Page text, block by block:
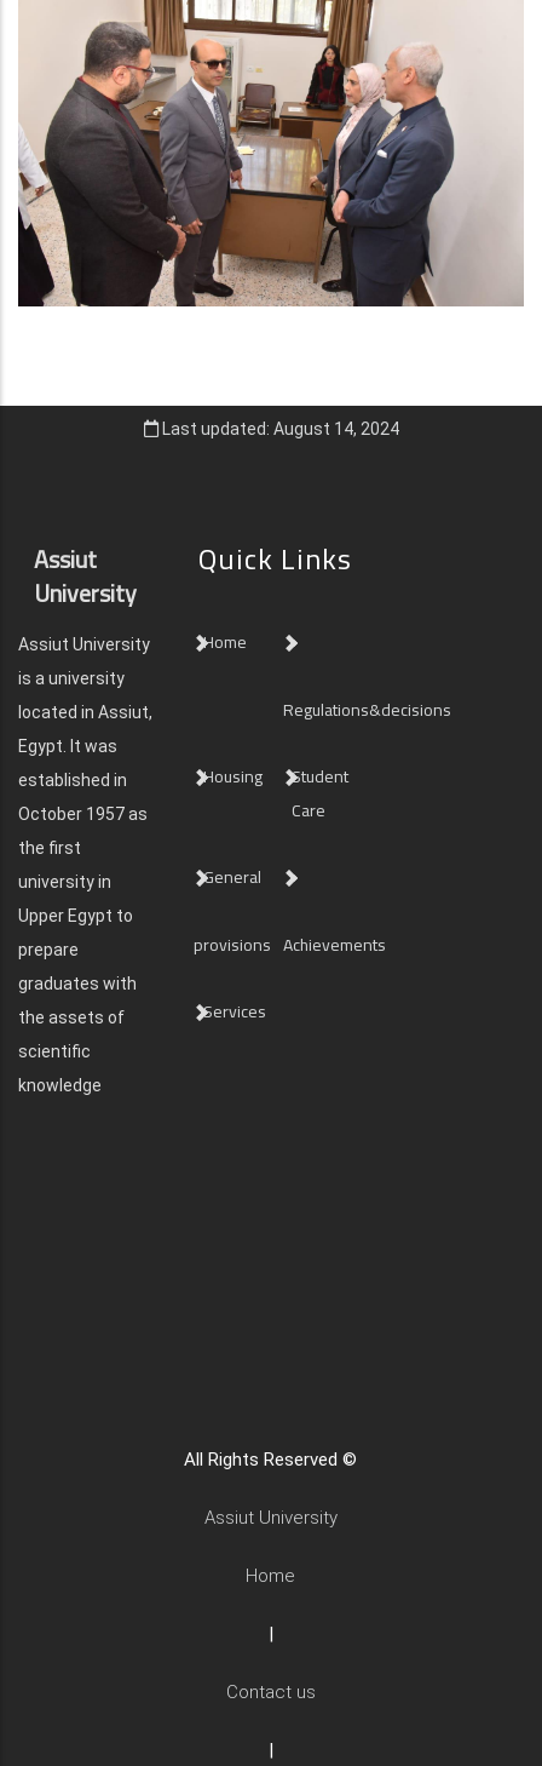
Last updated: August 14, 2024
Assiut
University
Assiut University
is a university
located in Assiut,
Egypt. It was
established in
October 1957 as
the first
university in
Upper Egypt to
prepare
graduates with
the assets of
scientific
knowledge
Quick Links
Home
Regulations&decisions
Housing
Student
Care
General
provisions Achievements
Services
All Rights Reserved ©
Assiut University
Home
|
Contact us
|